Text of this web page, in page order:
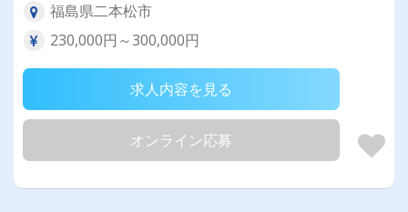
福島県二本松市
230,000円～300,000円
求人内容を見る
オンライン応募